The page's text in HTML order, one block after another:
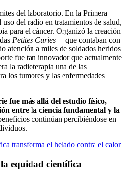
del laboratorio. En la Primera
del radio en tratamientos de salud,
para el cáncer. Organizó la creación
Petites Curies— que contaban con
atención a miles de soldados heridos
fue tan innovador que actualmente
la radioterapia una de las
los tumores y las enfermedades
fue más allá del estudio físico,
entre la ciencia fundamental y la
continúan percibiéndose en
transforma el helado contra el calor
equidad científica